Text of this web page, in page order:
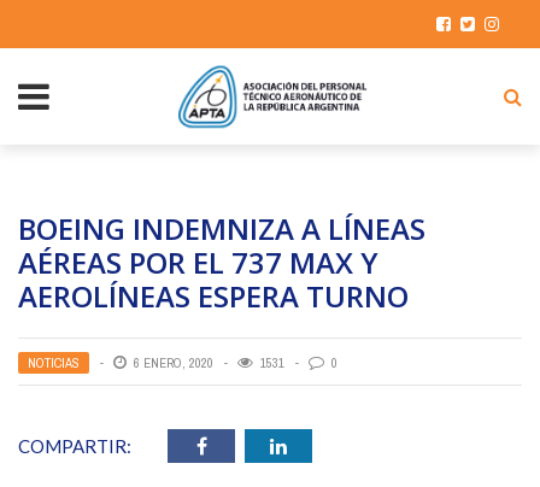
BOEING INDEMNIZA A LÍNEAS
AÉREAS POR EL 737 MAX Y
AEROLÍNEAS ESPERA TURNO
NOTICIAS 6 ENERO, 2020 1531 0
COMPARTIR: